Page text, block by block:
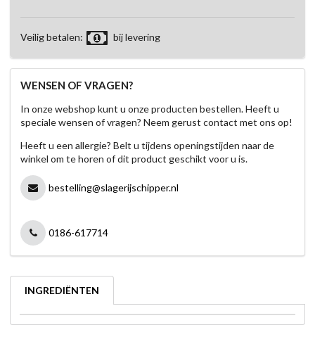
Veilig betalen: bij levering
WENSEN OF VRAGEN?
In onze webshop kunt u onze producten bestellen. Heeft u
speciale wensen of vragen? Neem gerust contact met ons op!
Heeft u een allergie? Belt u tijdens openingstijden naar de
winkel om te horen of dit product geschikt voor u is.
bestelling@slagerijschipper.nl
0186-617714
INGREDIËNTEN